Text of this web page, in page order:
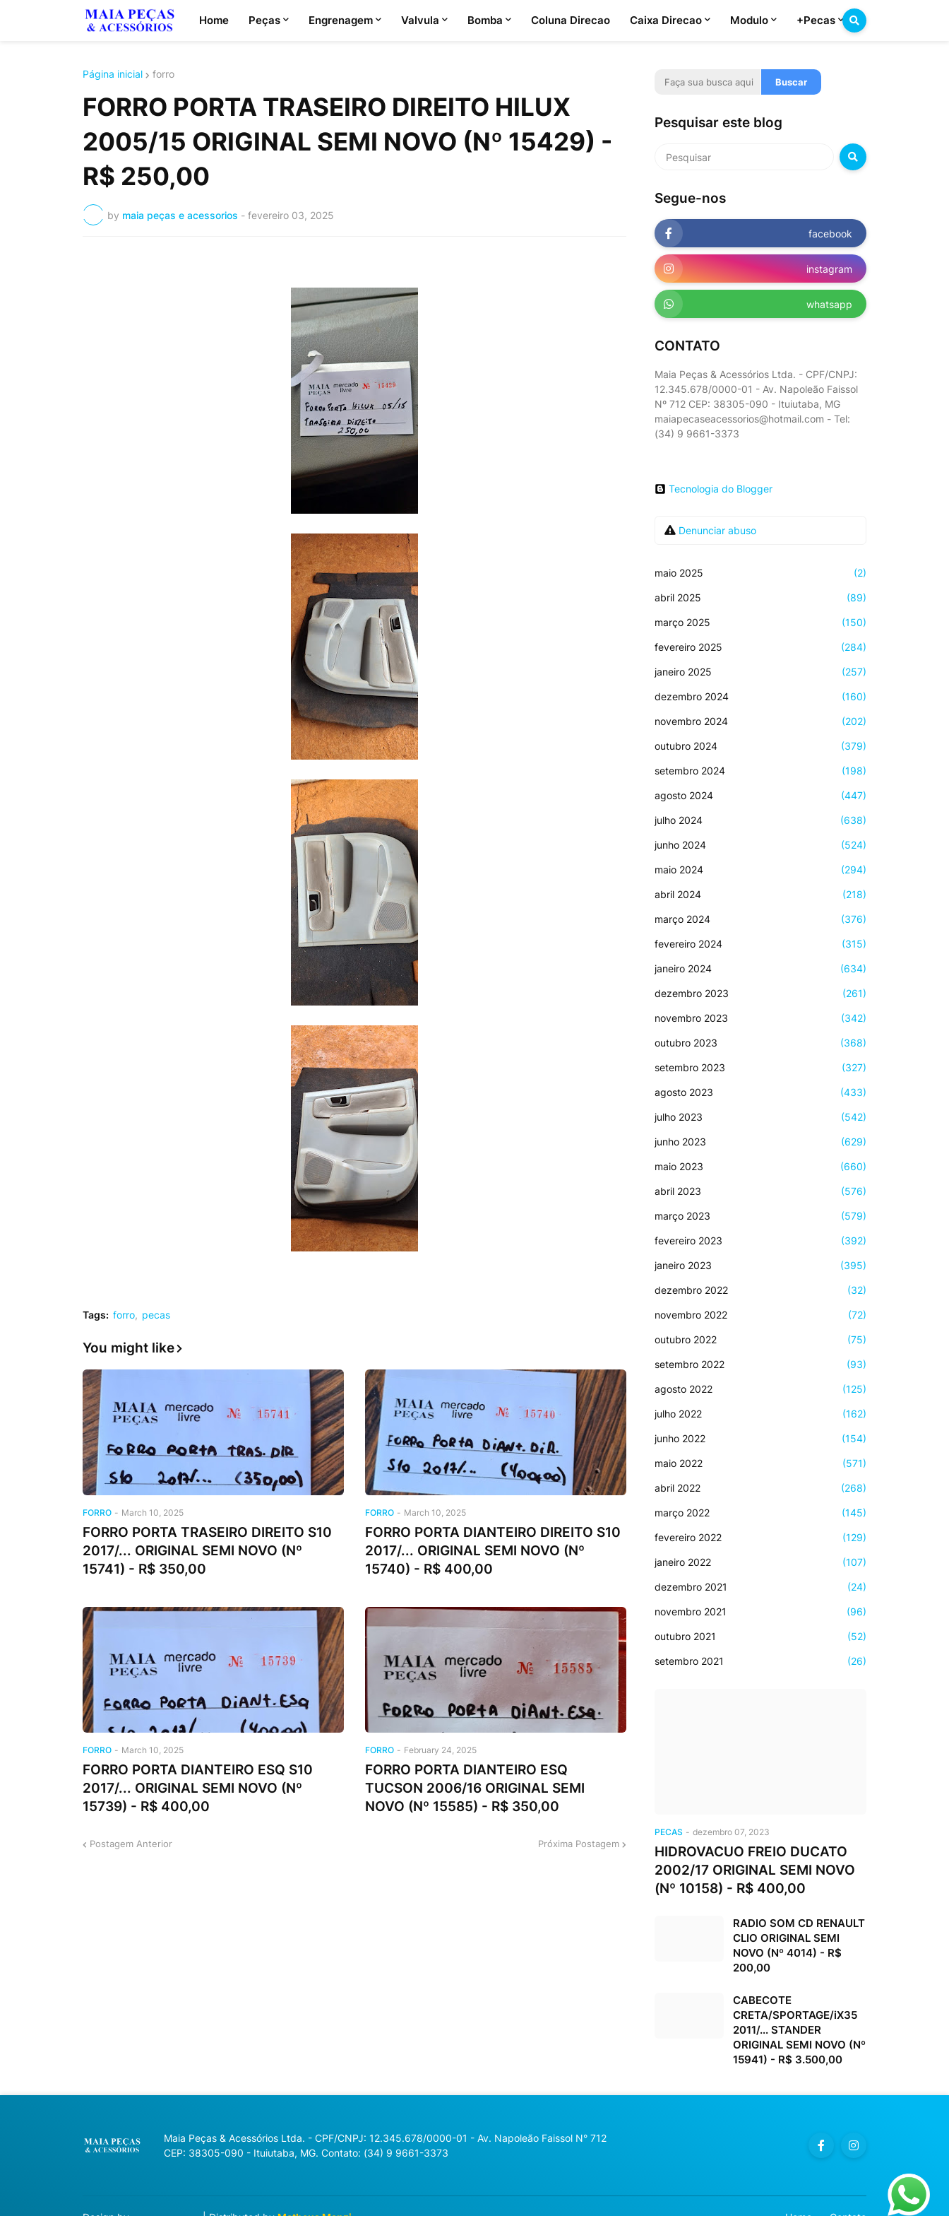
Home Peças Engrenagem Valvula Bomba Coluna Direcao Caixa Direcao Modulo +Pecas
Página inicial forro
FORRO PORTA TRASEIRO DIREITO HILUX
2005/15 ORIGINAL SEMI NOVO (Nº 15429) -
R$ 250,00
by maia peças e acessorios - fevereiro 03, 2025
Tags: forro pecas
You might like
FORRO - March 10, 2025
FORRO PORTA TRASEIRO DIREITO S10
2017/... ORIGINAL SEMI NOVO (Nº
15741) - R$ 350,00
FORRO - March 10, 2025
FORRO PORTA DIANTEIRO DIREITO S10
2017/... ORIGINAL SEMI NOVO (Nº
15740) - R$ 400,00
FORRO - March 10, 2025
FORRO PORTA DIANTEIRO ESQ S10
2017/... ORIGINAL SEMI NOVO (Nº
15739) - R$ 400,00
FORRO - February 24, 2025
FORRO PORTA DIANTEIRO ESQ
TUCSON 2006/16 ORIGINAL SEMI
NOVO (Nº 15585) - R$ 350,00
Postagem Anterior Próxima Postagem
Pesquisar este blog
Segue-nos
facebook
instagram
whatsapp
CONTATO
Maia Peças & Acessórios Ltda. - CPF/CNPJ:
12.345.678/0000-01 - Av. Napoleão Faissol
Nº 712 CEP: 38305-090 - Ituiutaba, MG
maiapecaseacessorios@hotmail.com - Tel:
(34) 9 9661-3373
Tecnologia do Blogger
Denunciar abuso
maio 2025 (2)
abril 2025 (89)
março 2025 (150)
fevereiro 2025 (284)
janeiro 2025 (257)
dezembro 2024 (160)
novembro 2024 (202)
outubro 2024 (379)
setembro 2024 (198)
agosto 2024 (447)
julho 2024 (638)
junho 2024 (524)
maio 2024 (294)
abril 2024 (218)
março 2024 (376)
fevereiro 2024 (315)
janeiro 2024 (634)
dezembro 2023 (261)
novembro 2023 (342)
outubro 2023 (368)
setembro 2023 (327)
agosto 2023 (433)
julho 2023 (542)
junho 2023 (629)
maio 2023 (660)
abril 2023 (576)
março 2023 (579)
fevereiro 2023 (392)
janeiro 2023 (395)
dezembro 2022 (32)
novembro 2022 (72)
outubro 2022 (75)
setembro 2022 (93)
agosto 2022 (125)
julho 2022 (162)
junho 2022 (154)
maio 2022 (571)
abril 2022 (268)
março 2022 (145)
fevereiro 2022 (129)
janeiro 2022 (107)
dezembro 2021 (24)
novembro 2021 (96)
outubro 2021 (52)
setembro 2021 (26)
PECAS - dezembro 07, 2023
HIDROVACUO FREIO DUCATO
2002/17 ORIGINAL SEMI NOVO
(Nº 10158) - R$ 400,00
RADIO SOM CD RENAULT
CLIO ORIGINAL SEMI
NOVO (Nº 4014) - R$
200,00
CABECOTE
CRETA/SPORTAGE/iX35
2011/... STANDER
ORIGINAL SEMI NOVO (Nº
15941) - R$ 3.500,00
Maia Peças & Acessórios Ltda. - CPF/CNPJ: 12.345.678/0000-01 - Av. Napoleão Faissol N° 712
CEP: 38305-090 - Ituiutaba, MG. Contato: (34) 9 9661-3373